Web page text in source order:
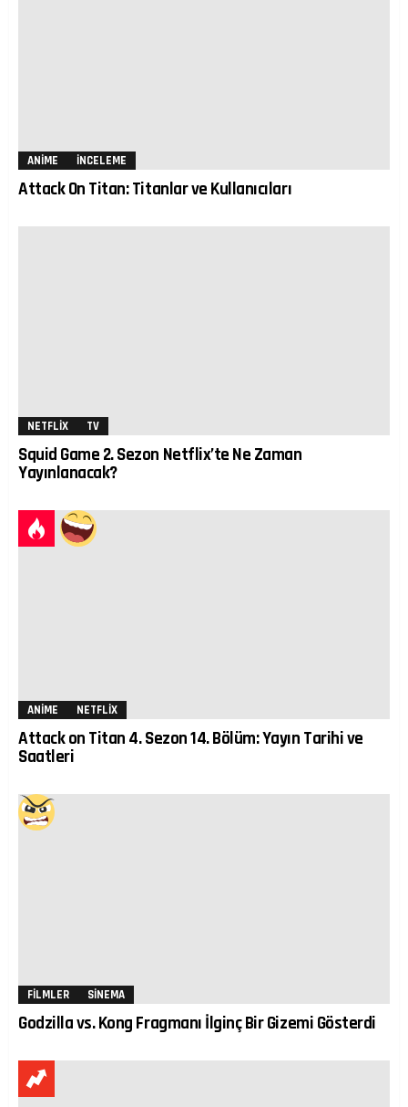
ANIME İNCELEME
Attack On Titan: Titanlar ve Kullanıcıları
NETFLIX TV
Squid Game 2. Sezon Netflix’te Ne Zaman
Yayınlanacak?
ANIME NETFLIX
Attack on Titan 4. Sezon 14. Bölüm: Yayın Tarihi ve
Saatleri
FILMLER SINEMA
Godzilla vs. Kong Fragmanı İlginç Bir Gizemi Gösterdi